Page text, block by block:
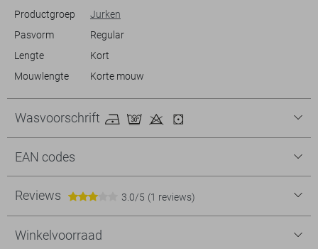
Productgroep
Jurken
Pasvorm
Regular
Lengte
Kort
Mouwlengte
Korte mouw
Wasvoorschrift
EAN codes
Reviews 3.0/5 (1 reviews)
Winkelvoorraad